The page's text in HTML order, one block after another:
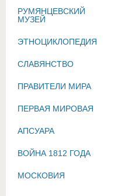
РУМЯНЦЕВСКИЙ
МУЗЕЙ
ЭТНОЦИКЛОПЕДИЯ
СЛАВЯНСТВО
ПРАВИТЕЛИ МИРА
ПЕРВАЯ МИРОВАЯ
АПСУАРА
ВОЙНА 1812 ГОДА
МОСКОВИЯ